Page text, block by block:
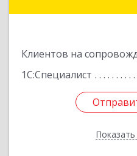
Клиентов на
1С:Специалист